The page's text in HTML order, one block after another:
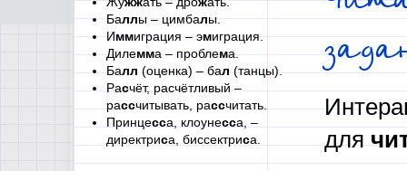
Баллы – цимбалы.
Иммиграция – эмиграция.
Дилемма – проблема.
Балл(оценка) – бал(танцы).
Расчёт, расчётливый –
рассчитывать, рассчитать.
Принцесса, клоунесса, –
директриса, биссектриса.
для